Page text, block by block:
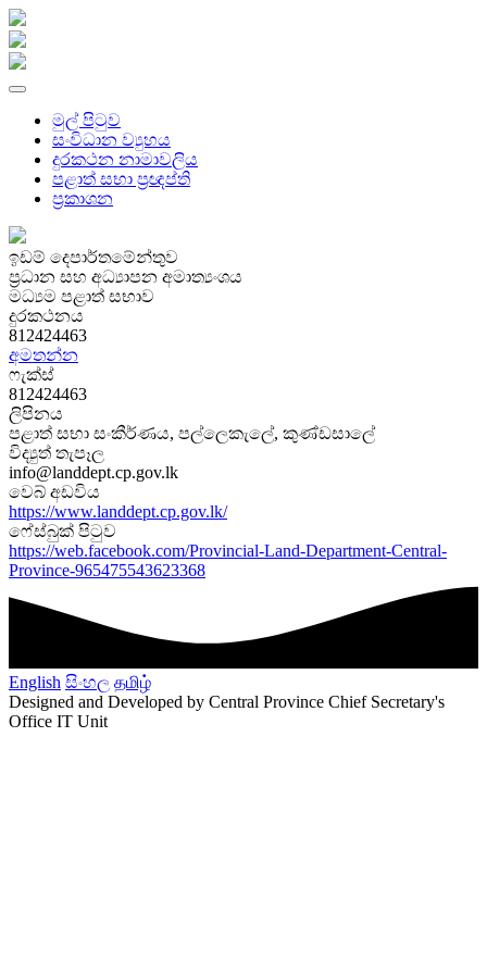
මුල් පිටුව
සංවිධාන ව්‍යුහය
දුරකථන නාමාවලිය
පළාත් සභා ප්‍රඥප්ති
ප්‍රකාශන
ඉඩම් දෙපාර්තමේන්තුව
ප්‍රධාන සහ අධ්‍යාපන අමාත්‍යංශය
මධ්‍යම පළාත් සභාව
දුරකථනය
812424463
අමතන්න
ෆැක්ස්
812424463
ලිපිනය
පළාත් සභා සංකීර්ණය, පල්ලෙකැලේ, කුණ්ඩසාලේ
විද්‍යුත් තැපෑල
info@landdept.cp.gov.lk
වෙබ් අඩවිය
https://www.landdept.cp.gov.lk/
ෆේස්බුක් පිටුව
https://web.facebook.com/Provincial-Land-Department-Central-
Province-965475543623368
English සිංහල தமிழ்
Designed and Developed by Central Province Chief Secretary's
Office IT Unit